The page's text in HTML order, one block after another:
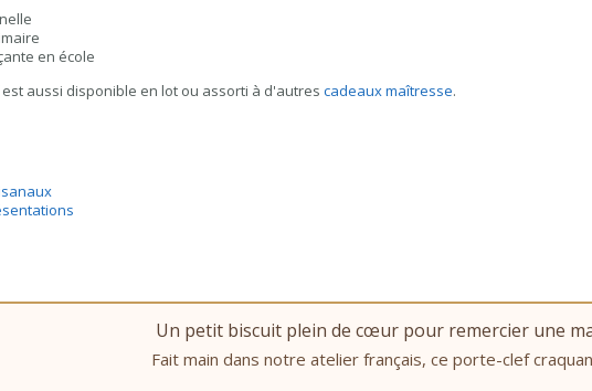
en école
aussi disponible en lot ou assorti à d'autres cadeaux maîtresse.
Un petit biscuit plein de cœur pour remercier une
Fait main dans notre atelier français, ce porte-clef